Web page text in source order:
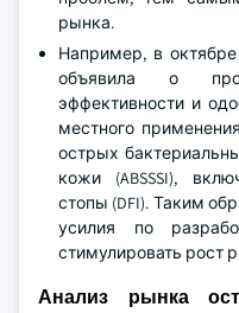
рынка.
Например, в октябре
объявила о
эффективности и
местного применения
острых
кожи (ABSSSI),
стопы (DFI). Таким
усилия по
стимулировать рост
Анализ рынка